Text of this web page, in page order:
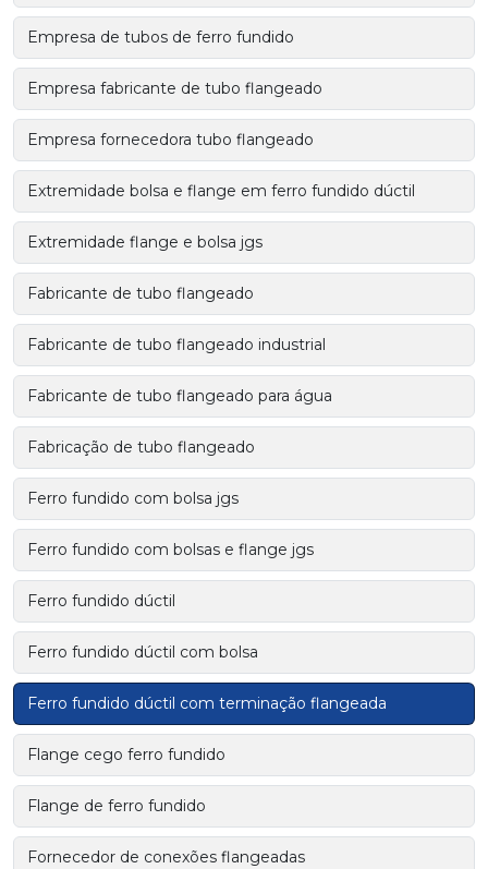
Empresa de tubos de ferro fundido
Empresa fabricante de tubo flangeado
Empresa fornecedora tubo flangeado
Extremidade bolsa e flange em ferro fundido dúctil
Extremidade flange e bolsa jgs
Fabricante de tubo flangeado
Fabricante de tubo flangeado industrial
Fabricante de tubo flangeado para água
Fabricação de tubo flangeado
Ferro fundido com bolsa jgs
Ferro fundido com bolsas e flange jgs
Ferro fundido dúctil
Ferro fundido dúctil com bolsa
Ferro fundido dúctil com terminação flangeada
Flange cego ferro fundido
Flange de ferro fundido
Fornecedor de conexões flangeadas